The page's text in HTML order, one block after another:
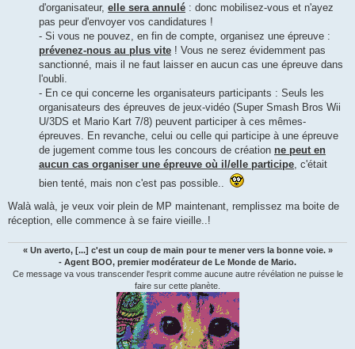
d'organisateur, elle sera annulé : donc mobilisez-vous et n'ayez
pas peur d'envoyer vos candidatures !
- Si vous ne pouvez, en fin de compte, organisez une épreuve :
prévenez-nous au plus vite ! Vous ne serez évidemment pas
sanctionné, mais il ne faut laisser en aucun cas une épreuve dans
l'oubli.
- En ce qui concerne les organisateurs participants : Seuls les
organisateurs des épreuves de jeux-vidéo (Super Smash Bros Wii
U/3DS et Mario Kart 7/8) peuvent participer à ces mêmes-
épreuves. En revanche, celui ou celle qui participe à une épreuve
de jugement comme tous les concours de création ne peut en
aucun cas organiser une épreuve où il/elle participe , c'était
bien tenté, mais non c'est pas possible..
Walà walà, je veux voir plein de MP maintenant, remplissez ma boite de
réception, elle commence à se faire vieille..!
« Un averto, [...] c'est un coup de main pour te mener vers la bonne voie. »
- Agent BOO, premier modérateur de Le Monde de Mario.
Ce message va vous transcender l'esprit comme aucune autre révélation ne puisse le
faire sur cette planète.